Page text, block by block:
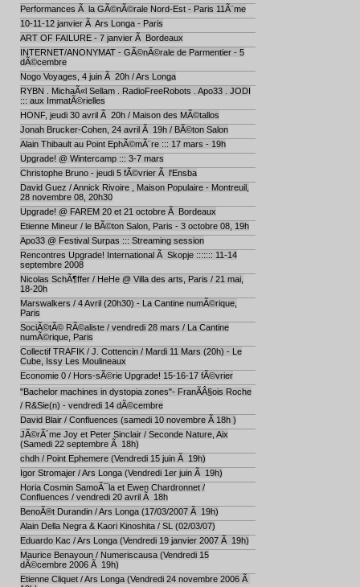
Performances Ã la GÃ©nÃ©rale Nord-Est - Paris 11Ã¨me
10-11-12 janvier Ã Ars Longa - Paris
ART OF FAILURE - 7 janvier Ã Bordeaux
INTERNET/ANONYMAT - GÃ©nÃ©rale de Parmentier - 5
dÃ©cembre
Nogo Voyages, 4 juin Ã 20h / Ars Longa
RYBN . MichaÃ«l Sellam . RadioFreeRobots . Apo33 . JODI
::: aux ImmatÃ©rielles
HONF, jeudi 30 avril Ã 20h / Maison des MÃ©tallos
Jonah Brucker-Cohen, 24 avril Ã 19h / BÃ©ton Salon
Alain Thibault au Point EphÃ©mÃ¨re ::: 17 mars - 19h
Upgrade! @ Wintercamp ::: 3-7 mars
Christophe Bruno - jeudi 5 fÃ©vrier Ã l'Ensba
David Guez / Annick Rivoire , Maison Populaire - Montreuil,
28 novembre 08, 20h30
Upgrade! @ FAREM 20 et 21 octobre Ã Bordeaux
Etienne Mineur / le BÃ©ton Salon, Paris - 3 octobre 08, 19h
Apo33 @ Festival Surpas ::: Streaming session
Rencontres Upgrade! International Ã Skopje ::::::: 11-14
septembre 2008
Nicolas SchÃ¶ffer / HeHe @ Villa des arts, Paris / 21 mai,
18-20h
Marswalkers / 4 Avril (20h30) - La Cantine numÃ©rique,
Paris
SociÃ©tÃ© RÃ©aliste / vendredi 28 mars / La Cantine
numÃ©rique, Paris
Collectif TRAFIK / J. Cottencin / Mardi 11 Mars (20h) - Le
Cube, Issy Les Moulineaux
Economie 0 / Hors-sÃ©rie Upgrade! 15-16-17 fÃ©vrier
"Bachelor machines in dystopia zones"- FranÃÂ§ois Roche
/ R&Sie(n) - vendredi 14 dÃ©cembre
David Blair / Confluences (samedi 10 novembre Ã 18h )
JÃ©rÃ´me Joy et Peter Sinclair / Seconde Nature, Aix
(Samedi 22 septembre Ã 18h)
chdh / Point Ephemere (Vendredi 15 juin Ã 19h)
Igor Stromajer / Ars Longa (Vendredi 1er juin Ã 19h)
Horia Cosmin SamoÃ¯la et Ewen Chardronnet /
Confluences / vendredi 20 avril Ã 18h
BenoÃ®t Durandin / Ars Longa (17/03/2007 Ã 19h)
Alain Della Negra & Kaori Kinoshita / SL (02/03/07)
Eduardo Kac / Ars Longa (Vendredi 19 janvier 2007 Ã 19h)
Maurice Benayoun / Numeriscausa (Vendredi 15
dÃ©cembre 2006 Ã 19h)
Etienne Cliquet / Ars Longa (Vendredi 24 novembre 2006 Ã